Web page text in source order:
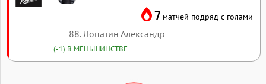
7 матчей подряд с голами
88. Лопатин Александр
(-1) В МЕНЬШИНСТВЕ